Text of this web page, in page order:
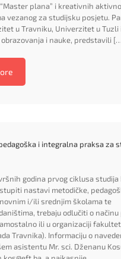
plana” i kreativnih
vezanog za studijsku posjetu.
u Travniku, Univerzitet u Tuzli
i nauke, predstavili
i integralna praksa za
godina prvog ciklusa studija
nastavi metodičke,
i/ili srednjim školama te
trebaju odlučiti o
ili u organizaciji
Travnika). Informaciju o
asistentu Mr. sci. Dženanu